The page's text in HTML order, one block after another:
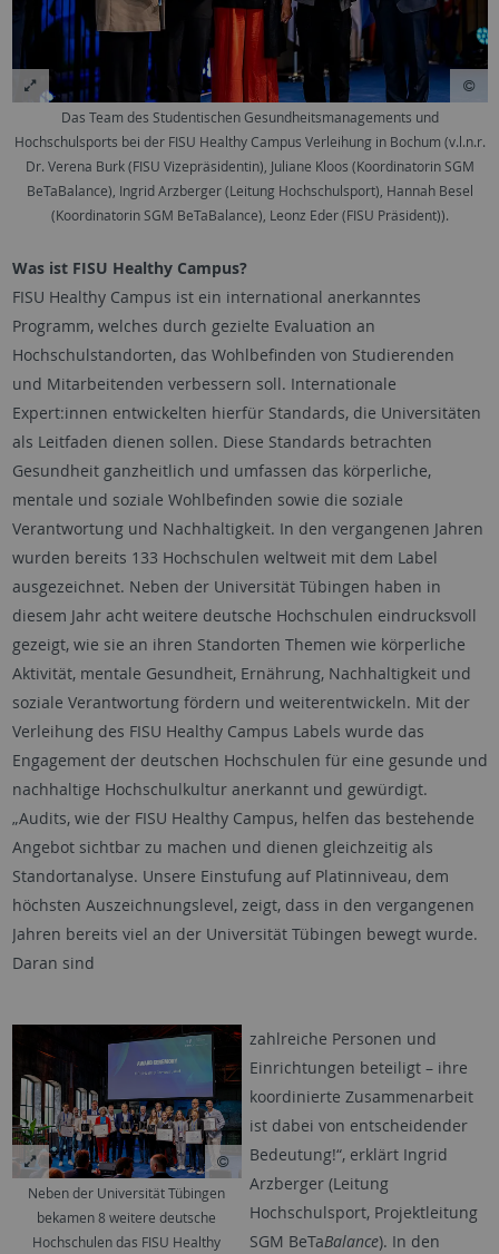
Das Team des Studentischen Gesundheitsmanagements und
Hochschulsports bei der FISU Healthy Campus Verleihung in Bochum (v.l.n.r.
Dr. Verena Burk (FISU Vizepräsidentin), Juliane Kloos (Koordinatorin SGM
BeTaBalance), Ingrid Arzberger (Leitung Hochschulsport), Hannah Besel
(Koordinatorin SGM BeTaBalance), Leonz Eder (FISU Präsident)).
Was ist FISU Healthy Campus?
FISU Healthy Campus ist ein international anerkanntes
Programm, welches durch gezielte Evaluation an
Hochschulstandorten, das Wohlbefinden von Studierenden
und Mitarbeitenden verbessern soll. Internationale
Expert:innen entwickelten hierfür Standards, die Universitäten
als Leitfaden dienen sollen. Diese Standards betrachten
Gesundheit ganzheitlich und umfassen das körperliche,
mentale und soziale Wohlbefinden sowie die soziale
Verantwortung und Nachhaltigkeit. In den vergangenen Jahren
wurden bereits 133 Hochschulen weltweit mit dem Label
ausgezeichnet. Neben der Universität Tübingen haben in
diesem Jahr acht weitere deutsche Hochschulen eindrucksvoll
gezeigt, wie sie an ihren Standorten Themen wie körperliche
Aktivität, mentale Gesundheit, Ernährung, Nachhaltigkeit und
soziale Verantwortung fördern und weiterentwickeln. Mit der
Verleihung des FISU Healthy Campus Labels wurde das
Engagement der deutschen Hochschulen für eine gesunde und
nachhaltige Hochschulkultur anerkannt und gewürdigt.
„Audits, wie der FISU Healthy Campus, helfen das bestehende
Angebot sichtbar zu machen und dienen gleichzeitig als
Standortanalyse. Unsere Einstufung auf Platinniveau, dem
höchsten Auszeichnungslevel, zeigt, dass in den vergangenen
Jahren bereits viel an der Universität Tübingen bewegt wurde.
Daran sind
Neben der Universität Tübingen
bekamen 8 weitere deutsche
Hochschulen das FISU Healthy
zahlreiche Personen und
Einrichtungen beteiligt – ihre
koordinierte Zusammenarbeit
ist dabei von entscheidender
Bedeutung!“, erklärt Ingrid
Arzberger (Leitung
Hochschulsport, Projektleitung
SGM BeTaBalance). In den